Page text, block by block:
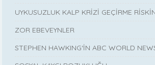
UYKUSUZLUK KALP KRİZİ GEÇİRME
ZOR EBEVEYNLER
STEPHEN HAWKING‘İN ABC WORLD